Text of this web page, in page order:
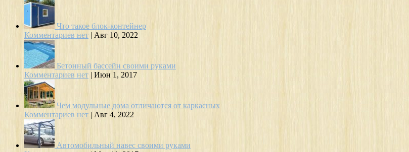
Что такое блок-контейнер
Комментариев нет | Авг 10, 2022
Бетонный бассейн своими руками
Комментариев нет | Июн 1, 2017
Чем модульные дома отличаются от каркасных
Комментариев нет | Авг 4, 2022
Автомобильный навес своими руками